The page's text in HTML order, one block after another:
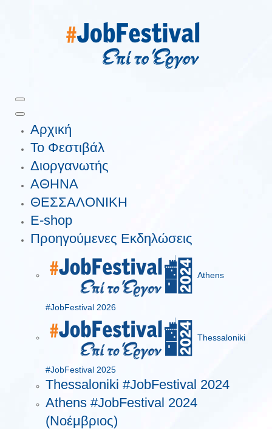
Αρχική
Το Φεστιβάλ
Διοργανωτής
ΑΘΗΝΑ
ΘΕΣΣΑΛΟΝΙΚΗ
E-shop
Προηγούμενες Εκδηλώσεις
Athens
#JobFestival 2026
Thessaloniki
#JobFestival 2025
Thessaloniki #JobFestival 2024
Athens #JobFestival 2024
(Νοέμβριος)